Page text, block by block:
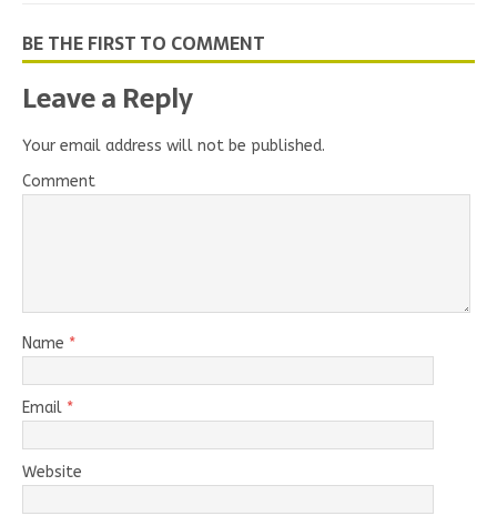
BE THE FIRST TO COMMENT
Leave a Reply
Your email address will not be published.
Comment
Name *
Email *
Website